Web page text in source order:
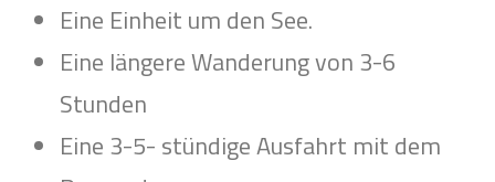
Eine Einheit um den See.
Eine längere Wanderung von 3-6
Stunden
Eine 3-5- stündige Ausfahrt mit dem